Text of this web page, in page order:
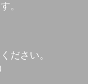
。
ださい。